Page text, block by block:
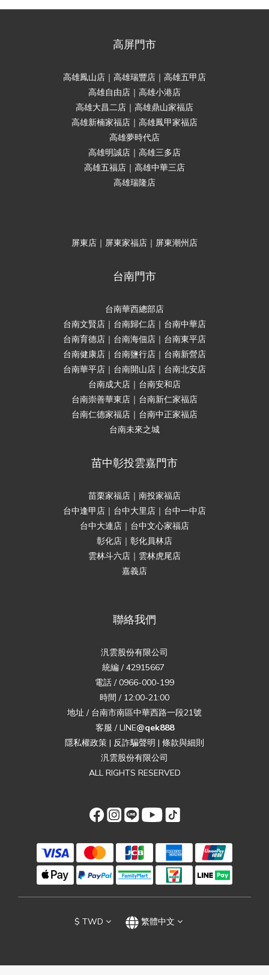
高屏門市
高雄鳳山店｜高雄瑞豐店｜高雄五甲店
高雄自由店｜高雄小港店
高雄大昌二店｜高雄鼎山家福店
高雄新楠家福店｜高雄鳳甲家福店
高雄夢時代店
高雄明誠店｜高雄三多店
高雄五福店｜高雄中華三店
高雄瑞隆店
屏東店｜屏東家福店｜屏東潮州店
台南門市
台南華西總部店
台南文賢店｜台南歸仁店｜台南中華店
台南育德店｜台南海佃店｜台南東平店
台南健康店｜台南鹽行店｜台南新營店
台南華平店｜台南開山店｜台南北安店
台南成大店｜台南安和店
台南崇善華東店｜台南新仁家福店
台南仁德家福店｜台南中正家福店
台南未來之城
苗中彰投雲嘉門市
苗栗家福店｜南投家福店
台中逢甲店｜台中大里店｜台中一中店
台中大連店｜台中文心家福店
彰化店｜彰化員林店
雲林斗六店｜雲林虎尾店
嘉義店
聯絡我們
汎雲股份有限公司
統編 / 42915667
電話 / 0966-000-199
時間 / 12:00-21:00
地址 / 台南市南區中華西路一段21號
客服 / LINE@qek888
隱私權政策 | 反詐騙聲明 | 條款與細則
汎雲股份有限公司
ALL RIGHTS RESERVED
$ TWD 繁體中文